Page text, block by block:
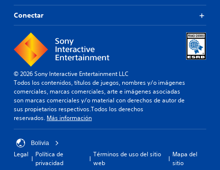
Conectar
© 2026 Sony Interactive Entertainment LLC
Todos los contenidos, títulos de juegos, nombres y/o imágenes
comerciales, marcas comerciales, arte e imágenes asociadas
son marcas comerciales y/o material con derechos de autor de
sus propietarios respectivos.Todos los derechos
reservados. Más información
Bolivia
Legal
Política de
privacidad
Términos de uso del sitio
web
Mapa del
sitio